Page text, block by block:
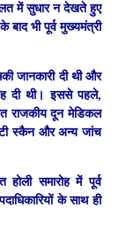
में सुधार न देखते हुए
बाद भी पूर्व मुख्यमंत्री
जानकारी दी थी और
दी थी। इससे पहले,
राजकीय दून मेडिकल
स्कैन और अन्य जांच
समारोह में पूर्व
के साथ ही